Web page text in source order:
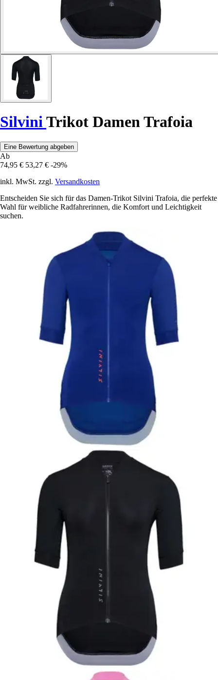
SilviniTrikot Damen Trafoia
Eine Bewertung abgeben
Ab
74,95 € 53,27 € -29%
inkl. MwSt. zzgl. Versandkosten
Entscheiden Sie sich für das Damen-Trikot Silvini Trafoia, die perfekte
Wahl für weibliche Radfahrerinnen, die Komfort und Leichtigkeit
suchen.